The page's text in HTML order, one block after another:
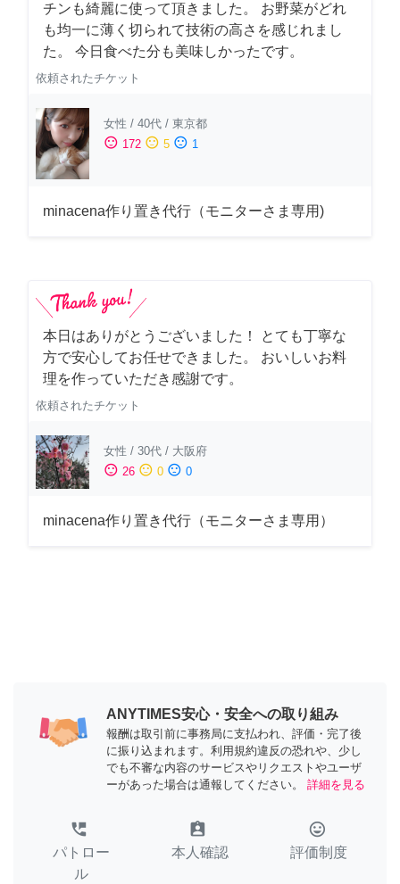
チンも綺麗に使って頂きました。 お野菜がどれ
も均一に薄く切られて技術の高さを感じれまし
た。 今日食べた分も美味しかったです。
依頼されたチケット
女性 / 40代 / 東京都
sentiment_satisfied 172 sentiment_neutral 5 sentiment_dissatisfied 1
minacena作り置き代行（モニターさま専用)
本日はありがとうございました！ とても丁寧な
方で安心してお任せできました。 おいしいお料
理を作っていただき感謝です。
依頼されたチケット
女性 / 30代 / 大阪府
sentiment_satisfied 26 sentiment_neutral 0 sentiment_dissatisfied 0
minacena作り置き代行（モニターさま専用）
ANYTIMES安心・安全への取り組み
報酬は取引前に事務局に支払われ、評価・完了後
に振り込まれます。利用規約違反の恐れや、少し
でも不審な内容のサービスやリクエストやユーザ
ーがあった場合は通報してください。
詳細を見る
perm_phone_msg
パトロー
ル
assignment_ind
本人確認
tag_faces
評価制度